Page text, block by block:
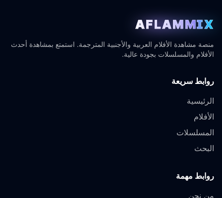
AFLAMMIX
منصة مشاهدة الأفلام العربية والأجنبية المترجمة. استمتع بمشاهدة أحدث
الأفلام والمسلسلات بجودة عالية.
روابط سريعة
الرئيسية
الأفلام
المسلسلات
البحث
روابط مهمة
من نحن